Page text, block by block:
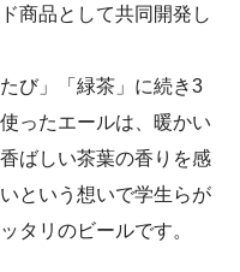
商品として共同開発し
び」「緑茶」に続き3
ったエールは、暖かい
ばしい茶葉の香りを感
という想いで学生らが
タリのビールです。